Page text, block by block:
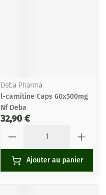
Deba Pharma
l-carnitine Caps 60x500mg
Nf Deba
32,90 €
Ajouter au panier